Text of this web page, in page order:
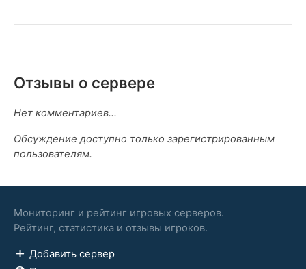
Отзывы о сервере
Нет комментариев...
Обсуждение доступно только зарегистрированным
пользователям.
Мониторинг и рейтинг игровых серверов.
Рейтинг, статистика и отзывы игроков.
Добавить сервер